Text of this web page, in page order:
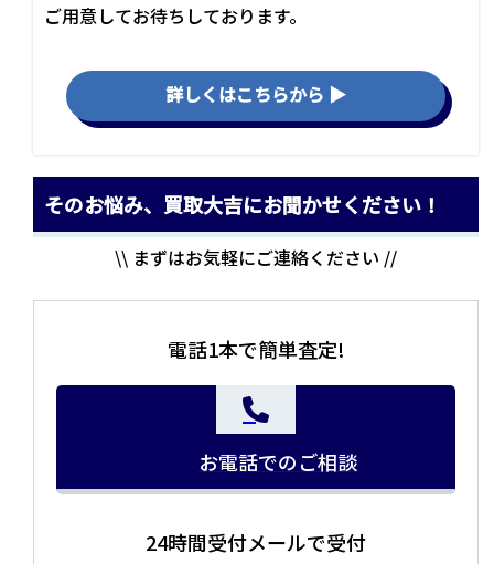
ご用意してお待ちしております。
詳しくはこちらから ▶
当店の査定員がご自宅に伺いその場で査定を致します。
そのお悩み、買取大吉にお聞かせください！
\\ まずはお気軽にご連絡ください //
電話1本で簡単査定!
お電話でのご相談
24時間受付メールで受付